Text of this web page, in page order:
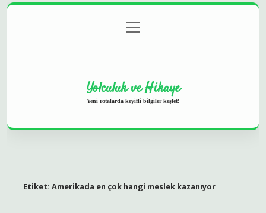
Gizlilik Politikası
menüyü
aç
Yolculuk ve Hikaye
Yeni rotalarda keyifli bilgiler keşfet!
Etiket: Amerikada en çok hangi meslek kazanıyor